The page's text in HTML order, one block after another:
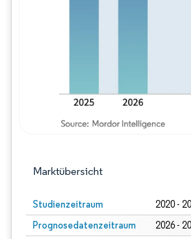
Marktübersicht
Studienzeitraum 2020 -
Prognosedatenzeitraum 2026 -